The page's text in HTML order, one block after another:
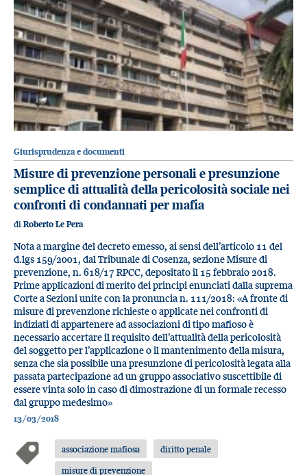
Giurisprudenza e documenti
Misure di prevenzione personali e presunzione
semplice di attualità della pericolosità sociale nei
confronti di condannati per mafia
di Roberto Le Pera
Nota a margine del decreto emesso, ai sensi dell’articolo 11 del
d.lgs 159/2001, dal Tribunale di Cosenza, sezione Misure di
prevenzione, n. 618/17 RPCC, depositato il 15 febbraio 2018.
Prime applicazioni di merito dei principi enunciati dalla suprema
Corte a Sezioni unite con la pronuncia n. 111/2018: «A fronte di
misure di prevenzione richieste o applicate nei confronti di
indiziati di appartenere ad associazioni di tipo mafioso è
necessario accertare il requisito dell’attualità della pericolosità
del soggetto per l’applicazione o il mantenimento della misura,
senza che sia possibile una presunzione di pericolosità legata alla
passata partecipazione ad un gruppo associativo suscettibile di
essere vinta solo in caso di dimostrazione di un formale recesso
dal gruppo medesimo»
13/03/2018
associazione mafiosa
diritto penale
misure di prevenzione